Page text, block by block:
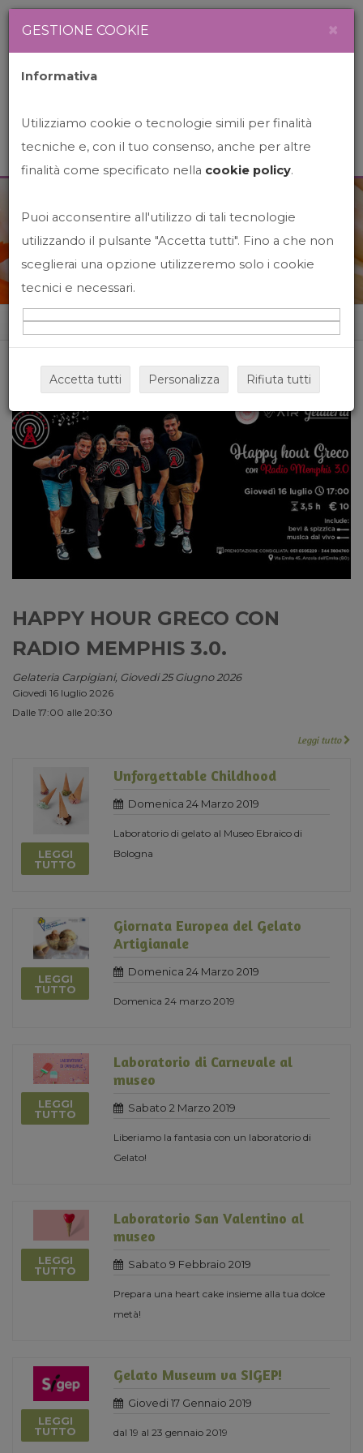
News&Events
Home News&events
HAPPY HOUR GRECO CON
RADIO MEMPHIS 3.0.
Gelateria Carpigiani, Giovedi 25 Giugno 2026
Giovedì 16 luglio 2026
Dalle 17:00 alle 20:30
Leggi tutto
LEGGI
TUTTO
Unforgettable Childhood
Domenica 24 Marzo 2019
Laboratorio di gelato al Museo Ebraico di
Bologna
LEGGI
TUTTO
Giornata Europea del Gelato
Artigianale
Domenica 24 Marzo 2019
Domenica 24 marzo 2019
LEGGI
TUTTO
Laboratorio di Carnevale al
museo
Sabato 2 Marzo 2019
Liberiamo la fantasia con un laboratorio di
Gelato!
LEGGI
TUTTO
Laboratorio San Valentino al
museo
Sabato 9 Febbraio 2019
Prepara una heart cake insieme alla tua dolce
metà!
LEGGI
TUTTO
Gelato Museum va SIGEP!
Giovedi 17 Gennaio 2019
dal 19 al 23 gennaio 2019
GESTIONE COOKIE ×
Informativa
Utilizziamo cookie o tecnologie simili per finalità
tecniche e, con il tuo consenso, anche per altre
finalità come specificato nella cookie policy.
Puoi acconsentire all'utilizzo di tali tecnologie
utilizzando il pulsante "Accetta tutti". Fino a che non
sceglierai una opzione utilizzeremo solo i cookie
tecnici e necessari.
Accetta tutti Personalizza Rifiuta tutti